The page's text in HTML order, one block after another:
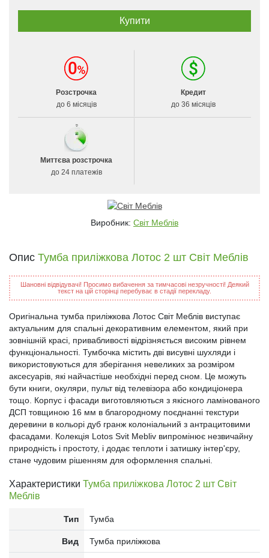
Розстрочка
до 6 місяців
Кредит
до 36 місяців
Миттєва розстрочка
до 24 платежів
Виробник: Світ Меблів
Опис Тумба приліжкова Лотос 2 шт Світ Меблів
Шановні відвідувачі! Просимо вибачення за тимчасові незручності! Деякий
текст на цій сторінці перебуває в стадії перекладу.
Оригінальна тумба приліжкова Лотос Світ Меблів виступає
актуальним для спальні декоративним елементом, який при
зовнішній красі, привабливості відрізняється високим рівнем
функціональності. Тумбочка містить дві висувні шухляди і
використовуються для зберігання невеликих за розміром
аксесуарів, які найчастіше необхідні перед сном. Це можуть
бути книги, окуляри, пульт від телевізора або кондиціонера
тощо. Корпус і фасади виготовляються з якісного ламінованого
ДСП товщиною 16 мм в благородному поєднанні текстури
деревини в кольорі дуб гранж колоніальний з антрацитовими
фасадами. Колекція Lotos Svit Mebliv випромінює незвичайну
природність і простоту, і додає теплоти і затишку інтер'єру,
стане чудовим рішенням для оформлення спальні.
Характеристики Тумба приліжкова Лотос 2 шт Світ
Меблів
Тип Тумба
Вид Тумба приліжкова